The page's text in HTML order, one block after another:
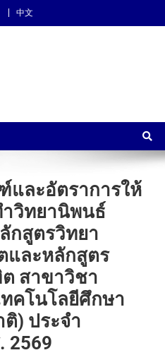
中文
มการเรียนรู้
และอัตราการให้
วิทยานิพนธ์
กสูตรวิทยา
ละหลักสูตร
สาขาวิชา
คโนโลยีศึกษา
) ประจำ
2569